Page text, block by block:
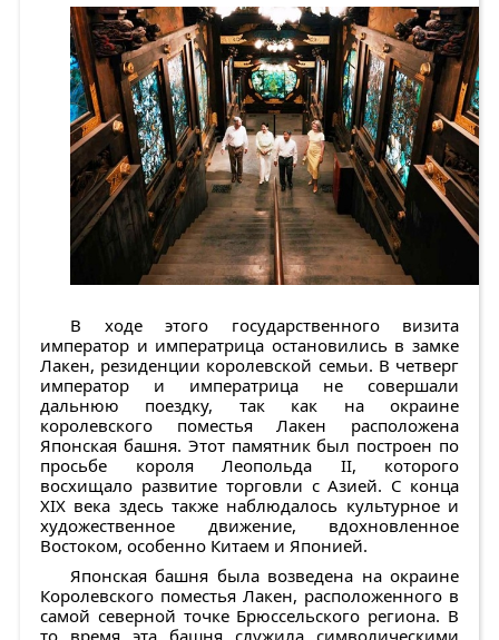
В ходе этого государственного визита
император и императрица остановились в замке
Лакен, резиденции королевской семьи. В четверг
император и императрица не совершали
дальнюю поездку, так как на окраине
королевского поместья Лакен расположена
Японская башня. Этот памятник был построен по
просьбе короля Леопольда II, которого
восхищало развитие торговли с Азией. С конца
XIX века здесь также наблюдалось культурное и
художественное движение, вдохновленное
Востоком, особенно Китаем и Японией.
Японская башня была возведена на окраине
Королевского поместья Лакен, расположенного в
самой северной точке Брюссельского региона. В